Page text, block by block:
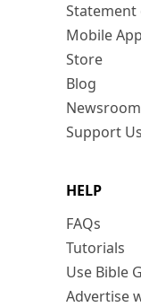
Statement
Mobile App
Store
Blog
Newsroom
Support Us
HELP
FAQs
Tutorials
Use Bible
Advertise